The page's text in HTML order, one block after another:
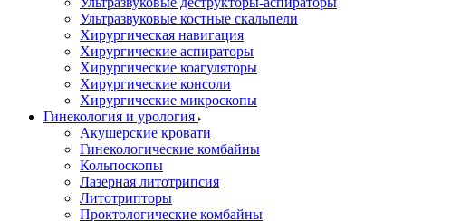
Ультразвуковые костные скальпели
Хирургическая навигация
Хирургические аспираторы
Хирургические коагуляторы
Хирургические консоли
Хирургические микроскопы
Гинекология и урология
Акушерские кровати
Гинекологические комбайны
Кольпоскопы
Лазерная литотрипсия
Литотрипторы
Проктологические комбайны